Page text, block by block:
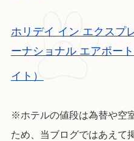
ホリデイ イン エクスプ
ーナショナル エアポー
イト）
※ホテルの値段は為替や空
ため、当ブログではあえて